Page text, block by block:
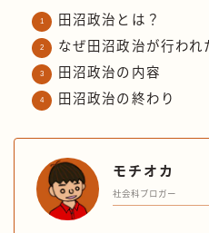
田沼政治とは？
なぜ田沼政治が行われ
田沼政治の内容
田沼政治の終わり
モチオカ
社会科ブロガー